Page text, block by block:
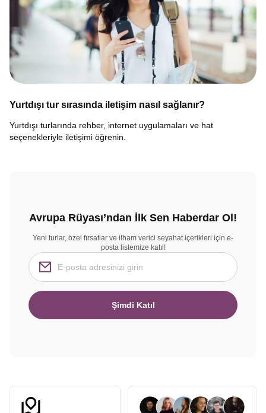
Yurtdışı tur sırasında iletişim nasıl sağlanır?
Yurtdışı turlarında rehber, internet uygulamaları ve hat
seçenekleriyle iletişimi öğrenin.
Avrupa Rüyası’ndan İlk Sen Haberdar Ol!
Yeni turlar, özel fırsatlar ve ilham verici seyahat içerikleri için e-
posta listemize katıl!
Şimdi Katıl